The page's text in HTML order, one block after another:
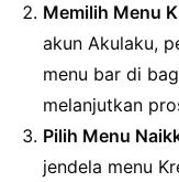
Memilih Menu
akun Akulaku,
menu bar di
melanjutkan
Pilih Menu
jendela menu